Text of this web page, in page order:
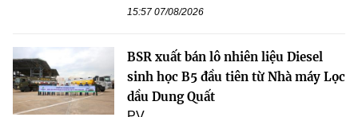
15:57 07/08/2026
BSR xuất bán lô nhiên liệu Diesel
sinh học B5 đầu tiên từ Nhà máy Lọc
dầu Dung Quất